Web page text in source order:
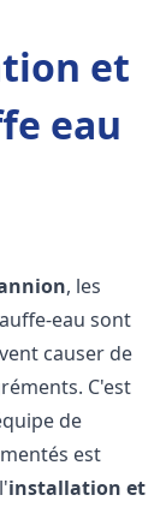
et
eau
, les
eau sont
causer de
C'est
de
est
installation et